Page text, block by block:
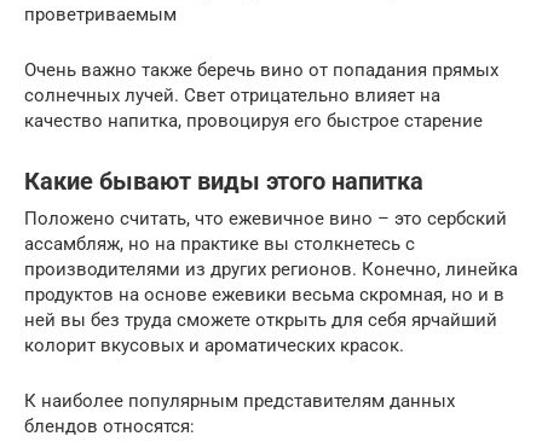
проветриваемым
Очень важно также беречь вино от попадания прямых
солнечных лучей. Свет отрицательно влияет на
качество напитка, провоцируя его быстрое старение
Какие бывают виды этого напитка
Положено считать, что ежевичное вино – это сербский
ассамбляж, но на практике вы столкнетесь с
производителями из других регионов. Конечно, линейка
продуктов на основе ежевики весьма скромная, но и в
ней вы без труда сможете открыть для себя ярчайший
колорит вкусовых и ароматических красок.
К наиболее популярным представителям данных
блендов относятся: